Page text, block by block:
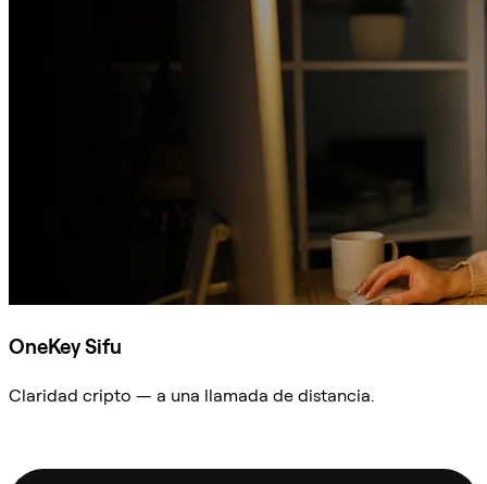
OneKey Sifu
Claridad cripto — a una llamada de distancia.